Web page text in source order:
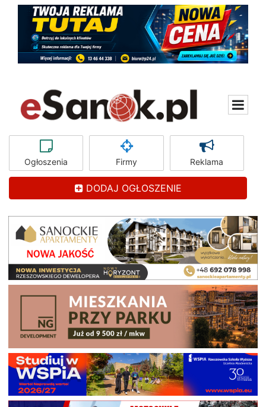
Ogłoszenia Firmy Reklama
DODAJ OGŁOSZENIE